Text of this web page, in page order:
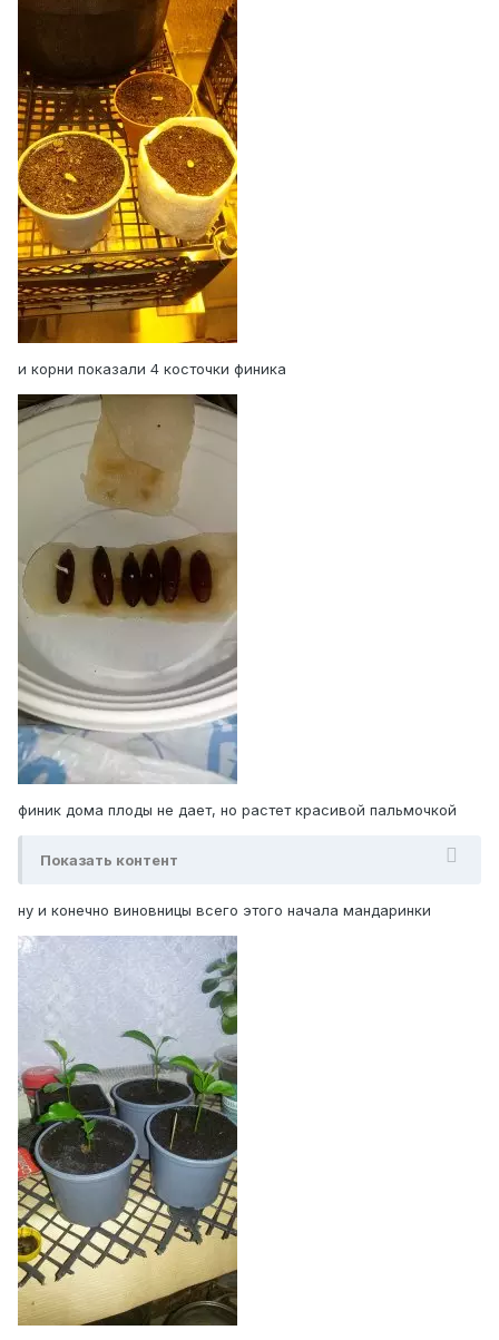
и корни показали 4 косточки финика
финик дома плоды не дает, но растет красивой пальмочкой
Показать контент
ну и конечно виновницы всего этого начала мандаринки